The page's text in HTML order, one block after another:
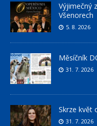
Výjimečný
Všenorech
5. 8. 2026
Měsíčník
31. 7. 2026
Skrze květ
31. 7. 2026